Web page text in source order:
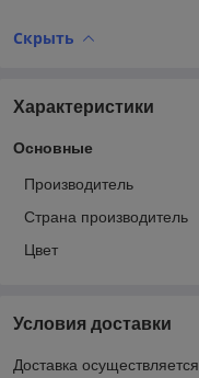
Скрыть
Характеристики
Основные
Производитель
Страна производитель
Цвет
Условия доставки
Доставка